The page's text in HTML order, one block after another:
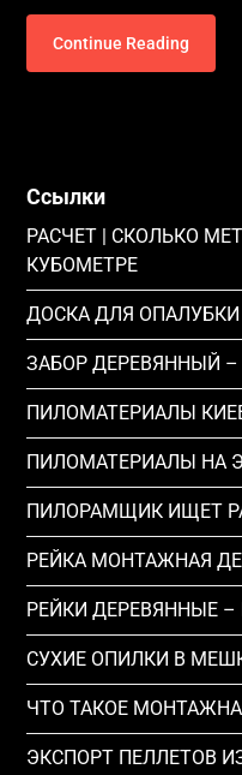
Continue Reading
Ссылки
РАСЧЕТ | СКОЛЬКО
КУБОМЕТРЕ
ДОСКА ДЛЯ
ЗАБОР ДЕРЕВЯННЫЙ
ПИЛОМАТЕРИАЛЫ
ПИЛОМАТЕРИАЛЫ НА
ПИЛОРАМЩИК ИЩЕТ
РЕЙКА МОНТАЖНАЯ
РЕЙКИ ДЕРЕВЯННЫЕ
СУХИЕ ОПИЛКИ В
ЧТО ТАКОЕ
ЭКСПОРТ ПЕЛЛЕТОВ